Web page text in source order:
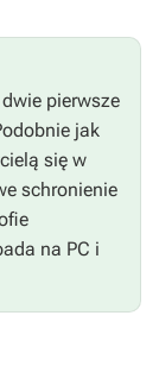
pierwsze
jak
się w
schronienie
na PC i